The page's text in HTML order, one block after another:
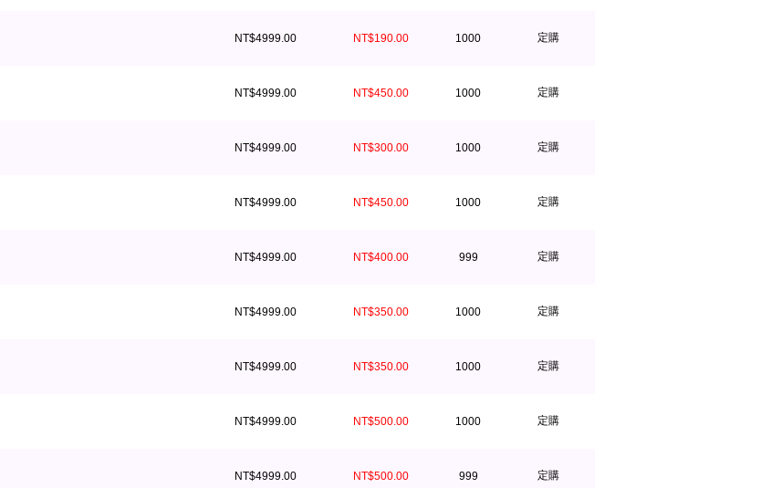
NT$4999.00 NT$190.00 1000 定購
NT$4999.00 NT$450.00 1000 定購
NT$4999.00 NT$300.00 1000 定購
NT$4999.00 NT$450.00 1000 定購
NT$4999.00 NT$400.00 999 定購
NT$4999.00 NT$350.00 1000 定購
NT$4999.00 NT$350.00 1000 定購
NT$4999.00 NT$500.00 1000 定購
NT$4999.00 NT$500.00 999 定購